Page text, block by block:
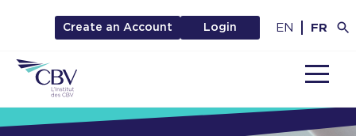
Create an Account Login EN FR